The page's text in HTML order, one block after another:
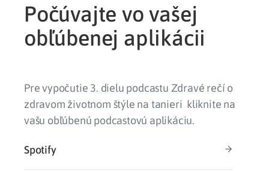
Počúvajte vo vašej
obľúbenej aplikácii
Pre vypočutie 3. dielu podcastu Zdravé rečí o
zdravom životnom štýle na tanieri kliknite na
vašu obľúbenú podcastovú aplikáciu.
Spotify